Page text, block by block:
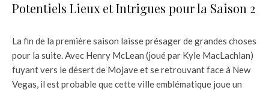
Potentiels Lieux et Intrigues pour la Saison 2
La fin de la première saison laisse présager de grandes choses
pour la suite. Avec Henry McLean (joué par Kyle MacLachlan)
fuyant vers le désert de Mojave et se retrouvant face à New
Vegas, il est probable que cette ville emblématique joue un